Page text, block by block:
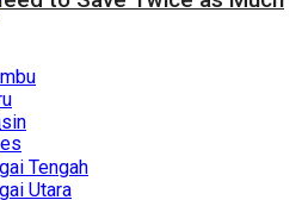
Tengah
Utara